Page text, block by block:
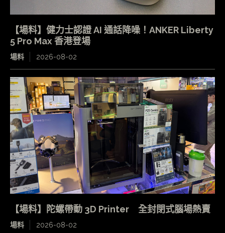
【場料】健力士認證 AI 通話降噪！ANKER Liberty
5 Pro Max 香港登場
場料 2026-08-02
【場料】陀螺帶動 3D Printer 全封閉式腦場熱賣
場料 2026-08-02